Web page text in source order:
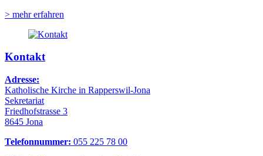
> mehr erfahren
Kontakt
Adresse:
Katholische Kirche in Rapperswil-Jona
Sekretariat
Friedhofstrasse 3
8645 Jona
Telefonnummer: 055 225 78 00